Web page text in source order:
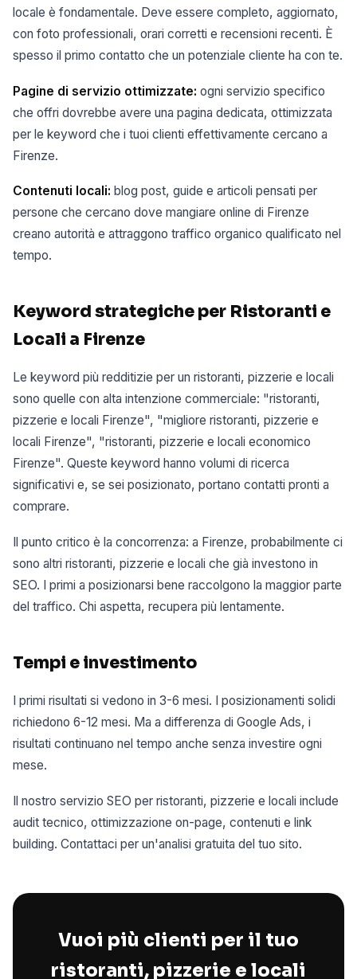
locale è fondamentale. Deve essere completo, aggiornato,
con foto professionali, orari corretti e recensioni recenti. È
spesso il primo contatto che un potenziale cliente ha con te.
Pagine di servizio ottimizzate: ogni servizio specifico
che offri dovrebbe avere una pagina dedicata, ottimizzata
per le keyword che i tuoi clienti effettivamente cercano a
Firenze.
Contenuti locali: blog post, guide e articoli pensati per
persone che cercano dove mangiare online di Firenze
creano autorità e attraggono traffico organico qualificato nel
tempo.
Keyword strategiche per Ristoranti e
Locali a Firenze
Le keyword più redditizie per un ristoranti, pizzerie e locali
sono quelle con alta intenzione commerciale: "ristoranti,
pizzerie e locali Firenze", "migliore ristoranti, pizzerie e
locali Firenze", "ristoranti, pizzerie e locali economico
Firenze". Queste keyword hanno volumi di ricerca
significativi e, se sei posizionato, portano contatti pronti a
comprare.
Il punto critico è la concorrenza: a Firenze, probabilmente ci
sono altri ristoranti, pizzerie e locali che già investono in
SEO. I primi a posizionarsi bene raccolgono la maggior parte
del traffico. Chi aspetta, recupera più lentamente.
Tempi e investimento
I primi risultati si vedono in 3-6 mesi. I posizionamenti solidi
richiedono 6-12 mesi. Ma a differenza di Google Ads, i
risultati continuano nel tempo anche senza investire ogni
mese.
Il nostro servizio SEO per ristoranti, pizzerie e locali include
audit tecnico, ottimizzazione on-page, contenuti e link
building. Contattaci per un'analisi gratuita del tuo sito.
Vuoi più clienti per il tuo
ristoranti, pizzerie e locali